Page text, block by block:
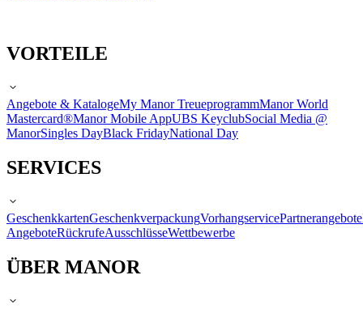
VORTEILE
Angebote & KatalogeMy Manor TreueprogrammManor World
Mastercard®Manor Mobile AppUBS KeyclubSocial Media @
ManorSingles DayBlack FridayNational Day
SERVICES
GeschenkkartenGeschenkverpackungVorhangservicePartnerangebote
AngeboteRückrufeAusschlüsseWettbewerbe
ÜBER MANOR